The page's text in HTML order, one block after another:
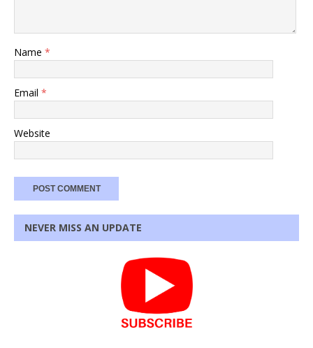
Name *
Email *
Website
NEVER MISS AN UPDATE